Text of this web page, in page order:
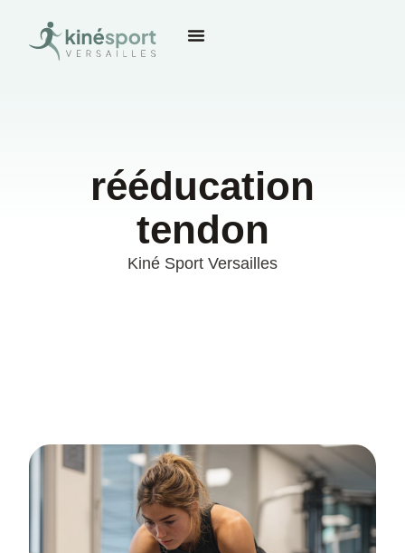
rééducation
tendon
Kiné Sport Versailles